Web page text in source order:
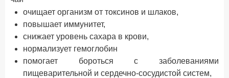
очищает организм от токсинов и шлаков,
повышает иммунитет,
снижает уровень сахара в крови,
нормализует гемоглобин
помогает бороться с заболеваниями
пищеварительной и сердечно-сосудистой систем,